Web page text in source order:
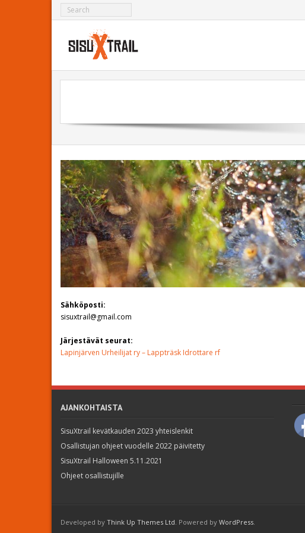
Sähköposti:
sisuxtrail@gmail.com
Järjestävät seurat:
Lapinjärven Urheilijat ry – Lappträsk Idrottare rf
AJANKOHTAISTA
SisuXtrail kevätkauden 2023 yhteislenkit
Osallistujan ohjeet vuodelle 2022 päivitetty
SisuXtrail Halloween 5.11.2021
Ohjeet osallistujille
Developed by Think Up Themes Ltd. Powered by WordPress.